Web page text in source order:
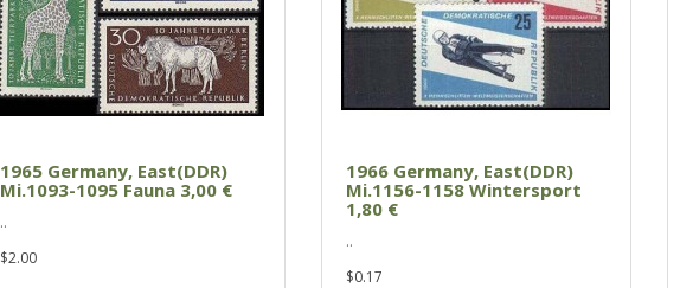
1965 Germany, East(DDR)
Mi.1093-1095 Fauna 3,00 €
..
$2.00
1966 Germany, East(DDR)
Mi.1156-1158 Wintersport
1,80 €
..
$0.17